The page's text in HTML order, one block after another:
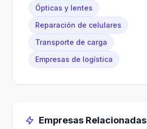
Ópticas y lentes
Reparación de celulares
Transporte de carga
Empresas de logística
Empresas Relacionadas